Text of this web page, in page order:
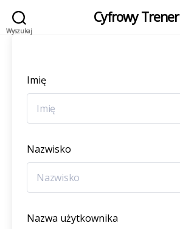
Wyszukaj
Cyfrowy Trener
Imię
Nazwisko
Nazwa użytkownika